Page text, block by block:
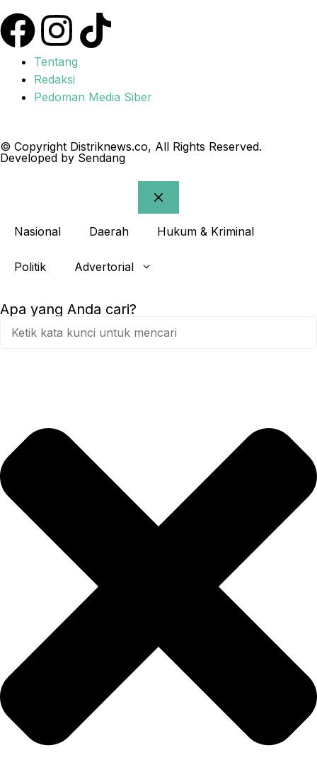
Tentang
Redaksi
Pedoman Media Siber
© Copyright Distriknews.co, All Rights Reserved.
Developed by Sendang
Nasional Daerah Hukum & Kriminal
Politik Advertorial
Apa yang Anda cari?